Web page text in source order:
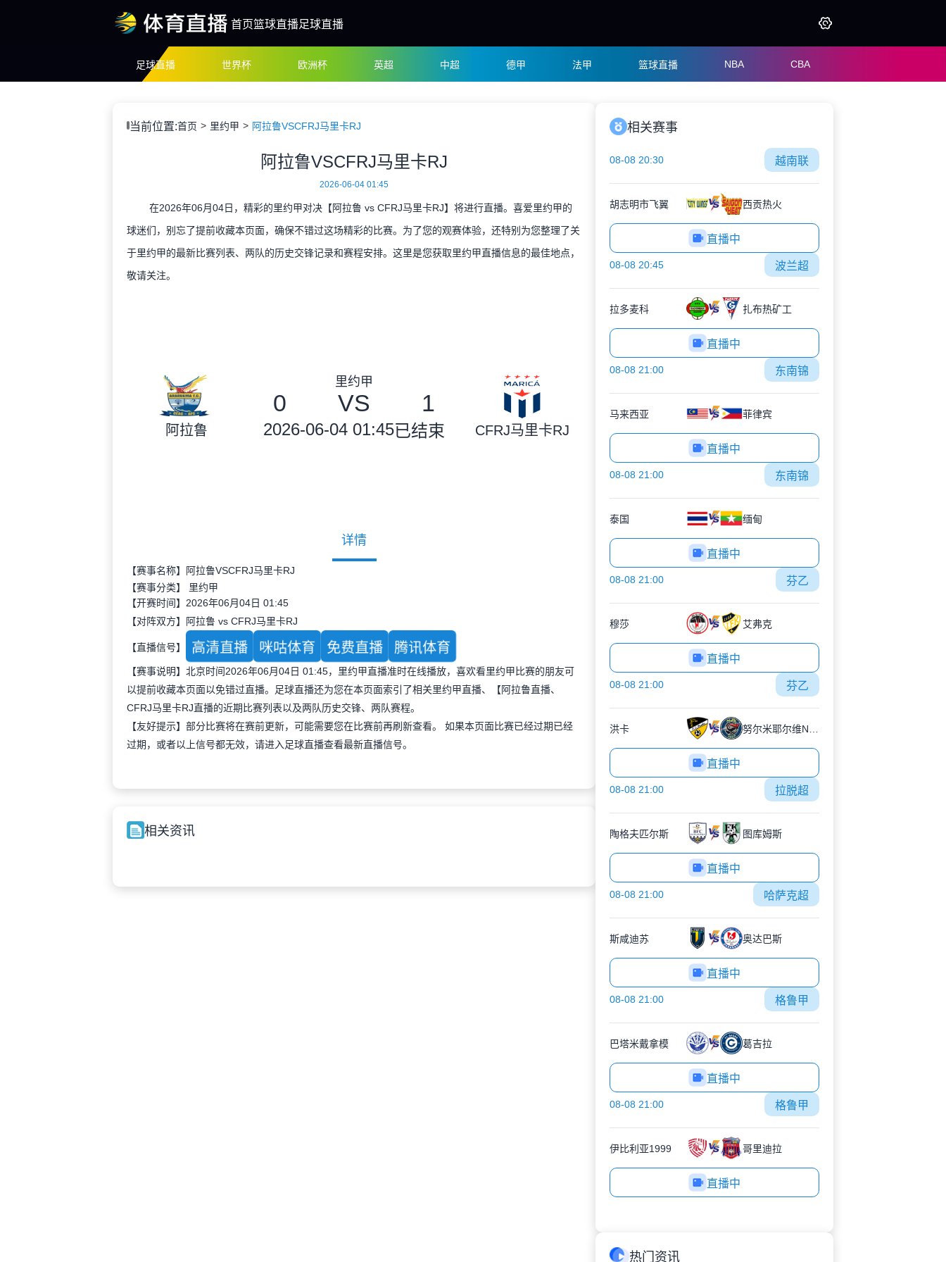
首页篮球直播足球直播
足球直播 世界杯 欧洲杯 英超 中超 德甲 法甲 篮球直播 NBA CBA
当前位置:首页 里约甲 阿拉鲁VSCFRJ马里卡RJ
阿拉鲁VSCFRJ马里卡RJ
2026-06-04 01:45
在2026年06月04日，精彩的里约甲对决【阿拉鲁 vs CFRJ马里卡RJ】将进行直播。喜爱里约甲的
球迷们，别忘了提前收藏本页面，确保不错过这场精彩的比赛。为了您的观赛体验，还特别为您整理了关
于里约甲的最新比赛列表、两队的历史交锋记录和赛程安排。这里是您获取里约甲直播信息的最佳地点，
敬请关注。
阿拉鲁
里约甲
0 VS 1
2026-06-04 01:45已结束 CFRJ马里卡RJ
详情
【赛事名称】阿拉鲁VSCFRJ马里卡RJ
【赛事分类】 里约甲
【开赛时间】2026年06月04日 01:45
【对阵双方】阿拉鲁 vs CFRJ马里卡RJ
【直播信号】 高清直播 咪咕体育 免费直播 腾讯体育
【赛事说明】北京时间2026年06月04日 01:45，里约甲直播准时在线播放，喜欢看里约甲比赛的朋友可
以提前收藏本页面以免错过直播。足球直播还为您在本页面索引了相关里约甲直播、【阿拉鲁直播、
CFRJ马里卡RJ直播的近期比赛列表以及两队历史交锋、两队赛程。
【友好提示】部分比赛将在赛前更新，可能需要您在比赛前再刷新查看。 如果本页面比赛已经过期已经
过期，或者以上信号都无效，请进入足球直播查看最新直播信号。
相关资讯
相关赛事
08-08 20:30 越南联
胡志明市飞翼 西贡热火
直播中
08-08 20:45 波兰超
拉多麦科 扎布热矿工
直播中
08-08 21:00 东南锦
马来西亚 菲律宾
直播中
08-08 21:00 东南锦
泰国 缅甸
直播中
08-08 21:00 芬乙
穆莎 艾弗克
直播中
08-08 21:00 芬乙
洪卡
直播中
08-08 21:00 拉脱超
陶格夫匹尔斯 图库姆斯
直播中
08-08 21:00 哈萨克超
斯咸迪苏 奥达巴斯
直播中
08-08 21:00 格鲁甲
巴塔米戴拿模 葛吉拉
直播中
08-08 21:00 格鲁甲
伊比利亚1999 哥里迪拉
直播中
热门资讯